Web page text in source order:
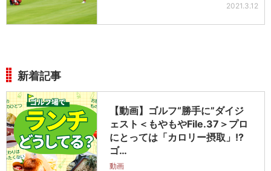
2021.3.12
新着記事
【動画】ゴルフ“勝手に”ダイジ
ェスト＜もやもやFile.37＞プロ
にとっては「カロリー摂取」!?
ゴ…
動画